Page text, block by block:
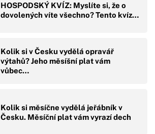
HOSPODSKÝ KVÍZ: Myslíte si, že o
dovolených víte všechno? Tento kvíz…
Kolik si v Česku vydělá opravář
výtahů? Jeho měsíšní plat vám
vůbec…
Kolik si měsíčne vydělá jeřábník v
Česku. Měsíční plat vám vyrazí dech